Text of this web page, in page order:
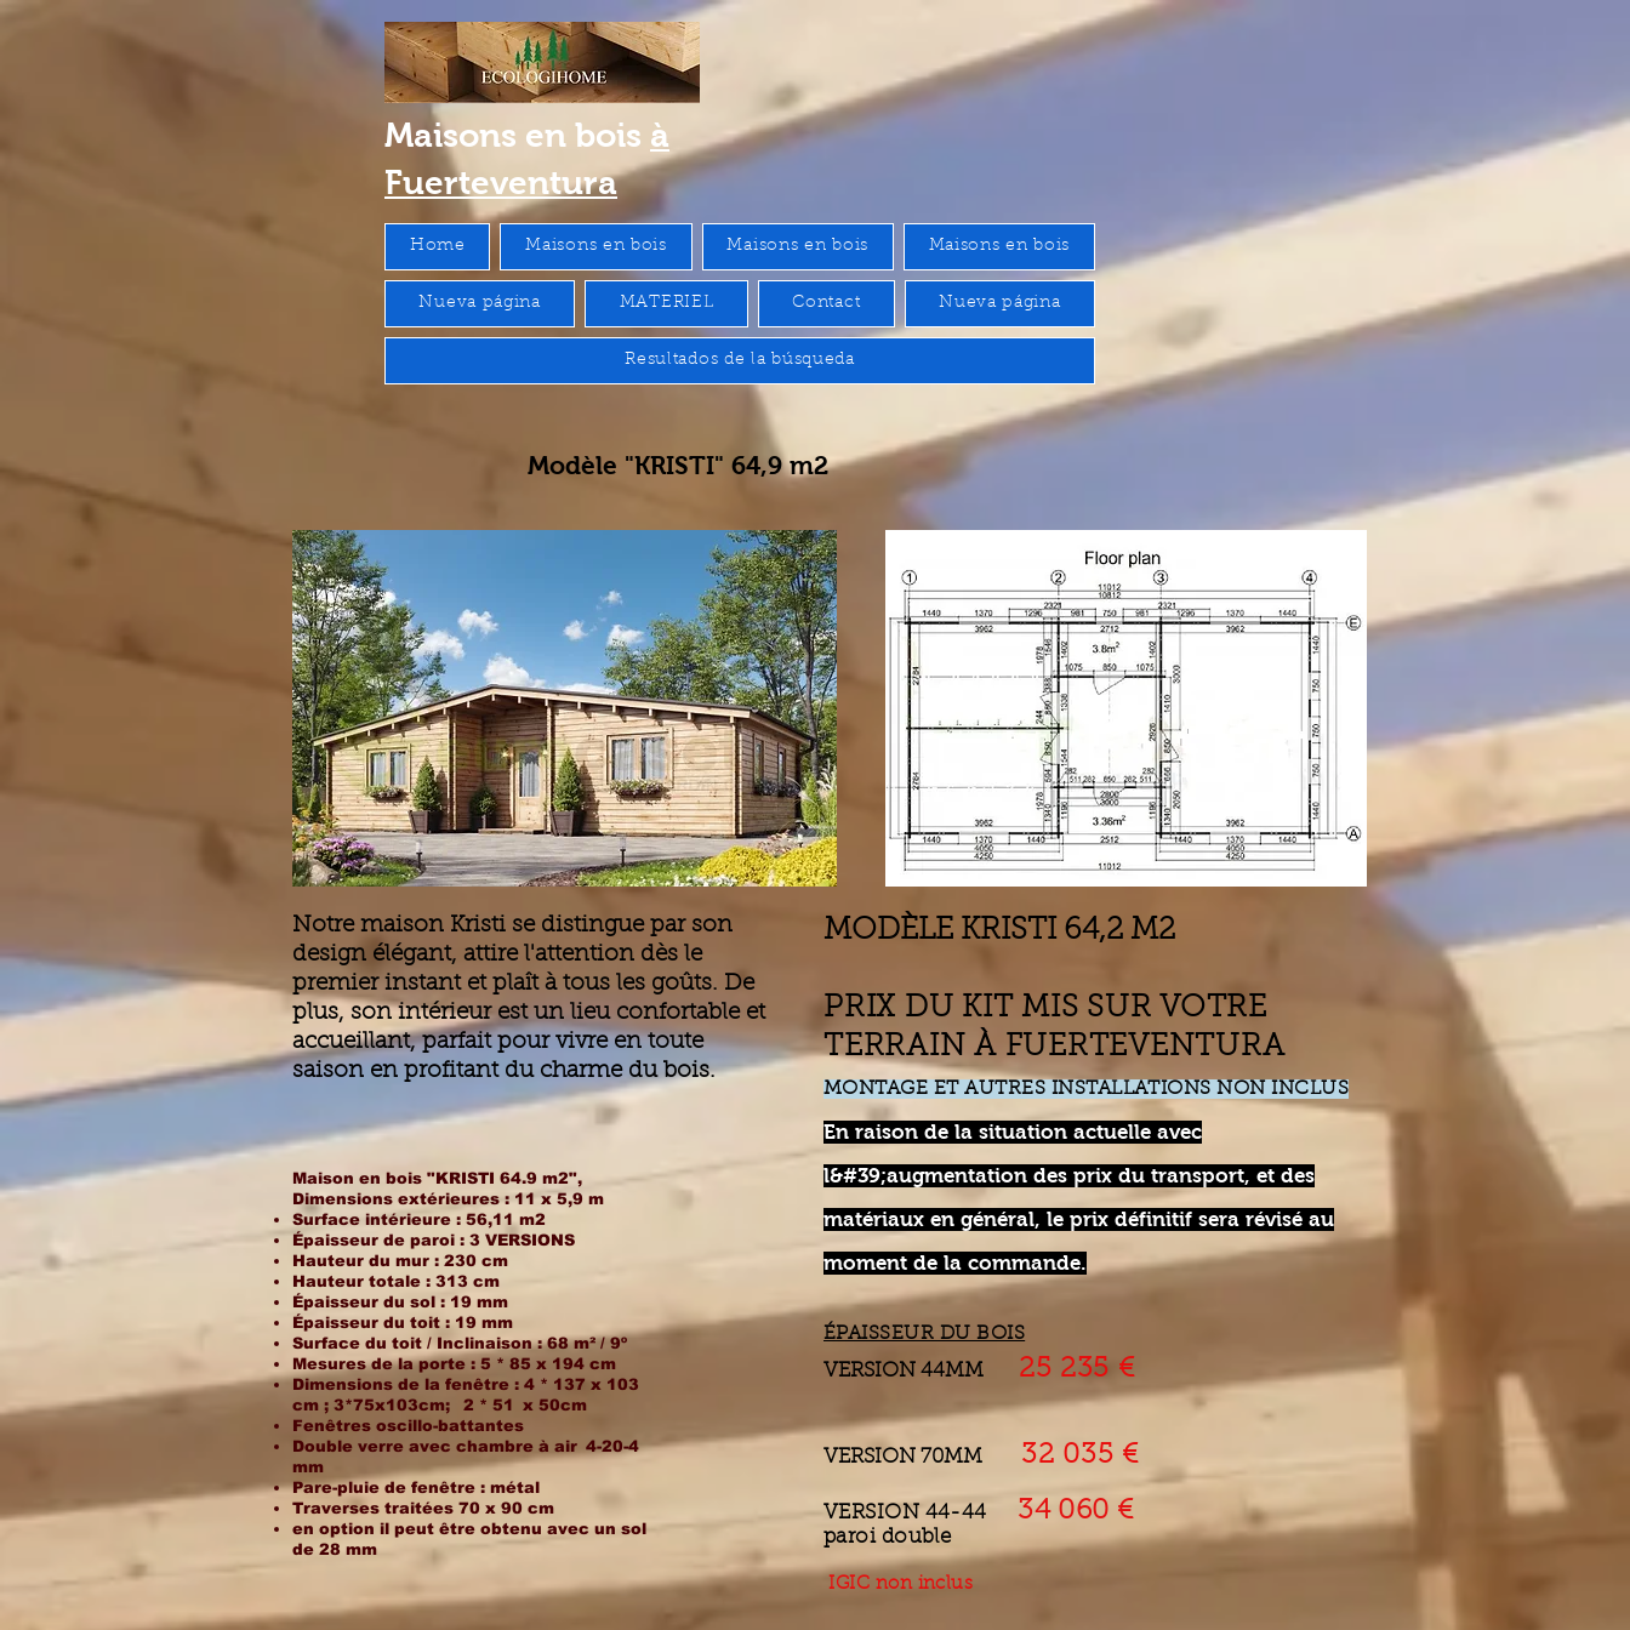
Maisons en bois à
Fuerteventura
Home Maisons en bois Maisons en bois Maisons en bois
Nueva página MATERIEL Contact Nueva página
Resultados de la búsqueda
Modèle "KRISTI" 64,9 m2
Notre maison Kristi se distingue par son
design élégant, attire l'attention dès le
premier instant et plaît à tous les goûts. De
plus, son intérieur est un lieu confortable et
accueillant, parfait pour vivre en toute
saison en profitant du charme du bois.
Maison en bois "KRISTI 64.9 m2",
Dimensions extérieures : 11 x 5,9 m
Surface intérieure : 56,11 m2
Épaisseur de paroi : 3 VERSIONS
Hauteur du mur : 230 cm
Hauteur totale : 313 cm
Épaisseur du sol : 19 mm
Épaisseur du toit : 19 mm
Surface du toit / Inclinaison : 68 m² / 9º
Mesures de la porte : 5 * 85 x 194 cm
Dimensions de la fenêtre : 4 * 137 x 103
cm ; 3*75x103cm;
2 * 51
x 50cm
Fenêtres oscillo-battantes
Double verre avec chambre à air 4-20-4
mm
Pare-pluie de fenêtre : métal
Traverses traitées 70 x 90 cm
en option il peut être obtenu avec un sol
de 28 mm
MODÈLE KRISTI 64,2 M2
PRIX DU KIT MIS SUR VOTRE
TERRAIN À FUERTEVENTURA
MONTAGE ET AUTRES INSTALLATIONS NON INCLUS
En raison de la situation actuelle avec
l&#39;augmentation des prix du transport, et des
matériaux en général, le prix définitif sera révisé au
moment de la commande.
ÉPAISSEUR DU BOIS
VERSION 44MM 25 235 €
VERSION 70MM 32 035 €
VERSION 44-44 34 060 €
paroi double
IGIC non inclus